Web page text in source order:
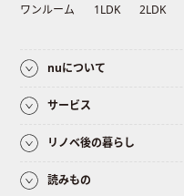
ワンルーム
1LDK 2LDK
nuについて
サービス
リノベ後の暮らし
読みもの